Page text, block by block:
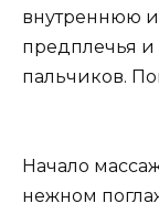
внутреннюю
предплечья и
пальчиков.
Начало
нежном